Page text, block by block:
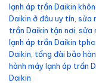
lạnh áp trần Daikin
Daikin ở đâu uy tín sửa
trần Daikin tận nơi sửa
lạnh áp trần Daikin
Daikin tổng đài bảo
hành máy lạnh áp trần
Daikin